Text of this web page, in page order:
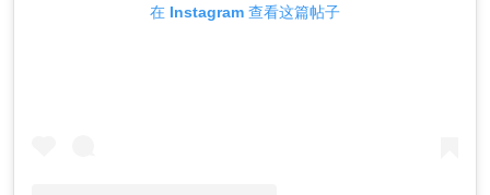
在 Instagram 查看这篇帖子